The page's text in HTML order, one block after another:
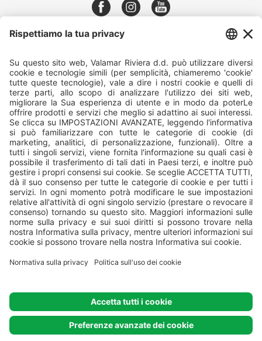
Stancija Kaligari 1, Poreč, Croatia.© Valamar Camping
riservati
Preferenze sui cookie Politica sull’uso dei cookie Normativa